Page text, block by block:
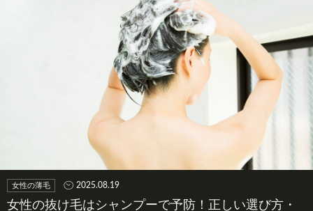
女性の薄毛 2025.08.19
女性の抜け毛はシャンプーで予防！正しい選び方・